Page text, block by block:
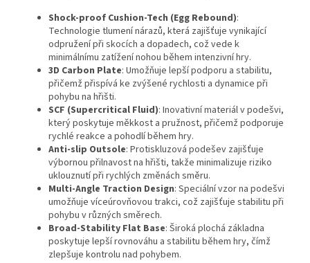
Shock-proof Cushion-Tech (Egg Rebound):
Technologie tlumení nárazů, která zajišťuje vynikající
odpružení při skocích a dopadech, což vede k
minimálnímu zatížení nohou během intenzivní hry.
3D Carbon Plate: Umožňuje lepší podporu a stabilitu,
přičemž přispívá ke zvýšené rychlosti a dynamice při
pohybu na hřišti.
SCF (Supercritical Fluid): Inovativní materiál v podešvi,
který poskytuje měkkost a pružnost, přičemž podporuje
rychlé reakce a pohodlí během hry.
Anti-slip Outsole: Protiskluzová podešev zajišťuje
výbornou přilnavost na hřišti, takže minimalizuje riziko
uklouznutí při rychlých změnách směru.
Multi-Angle Traction Design: Speciální vzor na podešvi
umožňuje víceúrovňovou trakci, což zajišťuje stabilitu při
pohybu v různých směrech.
Broad-Stability Flat Base: Široká plochá základna
poskytuje lepší rovnováhu a stabilitu během hry, čímž
zlepšuje kontrolu nad pohybem.